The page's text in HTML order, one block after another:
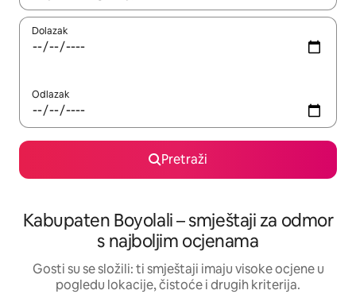
Dolazak
Odlazak
Pretraži
Kabupaten Boyolali – smještaji za odmor
s najboljim ocjenama
Gosti su se složili: ti smještaji imaju visoke ocjene u
pogledu lokacije, čistoće i drugih kriterija.